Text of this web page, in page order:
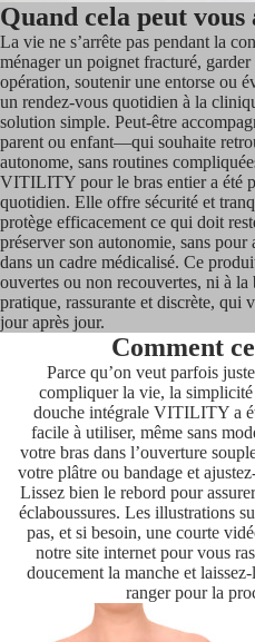
Quand cela peut vous
La vie ne s’arrête pas pendant la
ménager un poignet fracturé, garder
opération, soutenir une entorse ou
un rendez-vous quotidien à la
solution simple. Peut-être
parent ou enfant—qui souhaite
autonome, sans routines
VITILITY pour le bras entier a été
quotidien. Elle offre sécurité et
protège efficacement ce qui doit
préserver son autonomie, sans pour
dans un cadre médicalisé. Ce
ouvertes ou non recouvertes, ni à la
pratique, rassurante et discrète, qui
jour après jour.
Comment
Parce qu’on veut parfois
compliquer la vie, la
douche intégrale VITILITY a
facile à utiliser, même sans
votre bras dans l’ouverture
votre plâtre ou bandage et
Lissez bien le rebord pour
éclaboussures. Les illustrations
pas, et si besoin, une courte
notre site internet pour vous
doucement la manche et
ranger pour la